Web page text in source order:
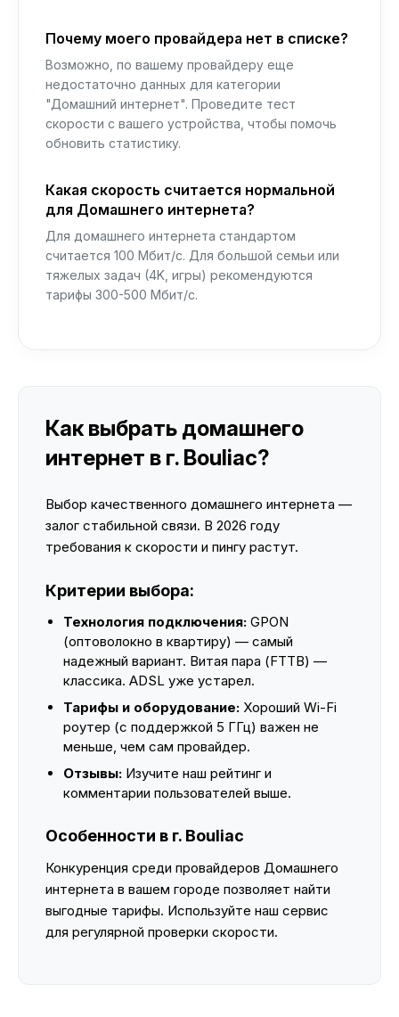
Почему моего провайдера нет в списке?
Возможно, по вашему провайдеру еще
недостаточно данных для категории
"Домашний интернет". Проведите тест
скорости с вашего устройства, чтобы помочь
обновить статистику.
Какая скорость считается нормальной
для Домашнего интернета?
Для домашнего интернета стандартом
считается 100 Мбит/с. Для большой семьи или
тяжелых задач (4K, игры) рекомендуются
тарифы 300-500 Мбит/с.
Как выбрать домашнего
интернет в г. Bouliac?
Выбор качественного домашнего интернета —
залог стабильной связи. В 2026 году
требования к скорости и пингу растут.
Критерии выбора:
Технология подключения: GPON
(оптоволокно в квартиру) — самый
надежный вариант. Витая пара (FTTB) —
классика. ADSL уже устарел.
Тарифы и оборудование: Хороший Wi-Fi
роутер (с поддержкой 5 ГГц) важен не
меньше, чем сам провайдер.
Отзывы: Изучите наш рейтинг и
комментарии пользователей выше.
Особенности в г. Bouliac
Конкуренция среди провайдеров Домашнего
интернета в вашем городе позволяет найти
выгодные тарифы. Используйте наш сервис
для регулярной проверки скорости.